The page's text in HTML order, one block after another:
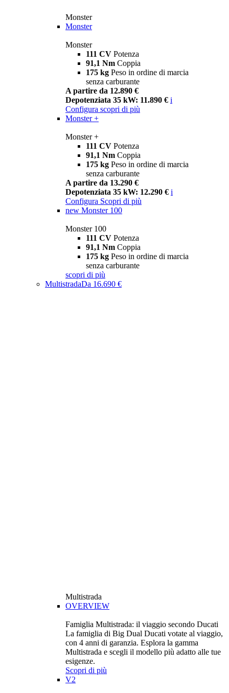
Monster
Monster
Monster
111 CV Potenza
91,1 Nm Coppia
175 kg Peso in ordine di marcia
senza carburante
A partire da 12.890 €
Depotenziata 35 kW: 11.890 € i
Configura scopri di più
Monster +
Monster +
111 CV Potenza
91,1 Nm Coppia
175 kg Peso in ordine di marcia
senza carburante
A partire da 13.290 €
Depotenziata 35 kW: 12.290 € i
Configura Scopri di più
new Monster 100
Monster 100
111 CV Potenza
91,1 Nm Coppia
175 kg Peso in ordine di marcia
senza carburante
scopri di più
MultistradaDa 16.690 €
Multistrada
OVERVIEW
Famiglia Multistrada: il viaggio secondo Ducati
La famiglia di Big Dual Ducati votate al viaggio,
con 4 anni di garanzia. Esplora la gamma
Multistrada e scegli il modello più adatto alle tue
esigenze.
Scopri di più
V2